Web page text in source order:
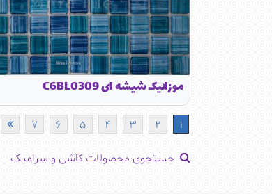
موزائیک شیشه ای C6BL0309
1
2
3
4
5
6
7
جستجوی محصولات کاشی و سرامیک